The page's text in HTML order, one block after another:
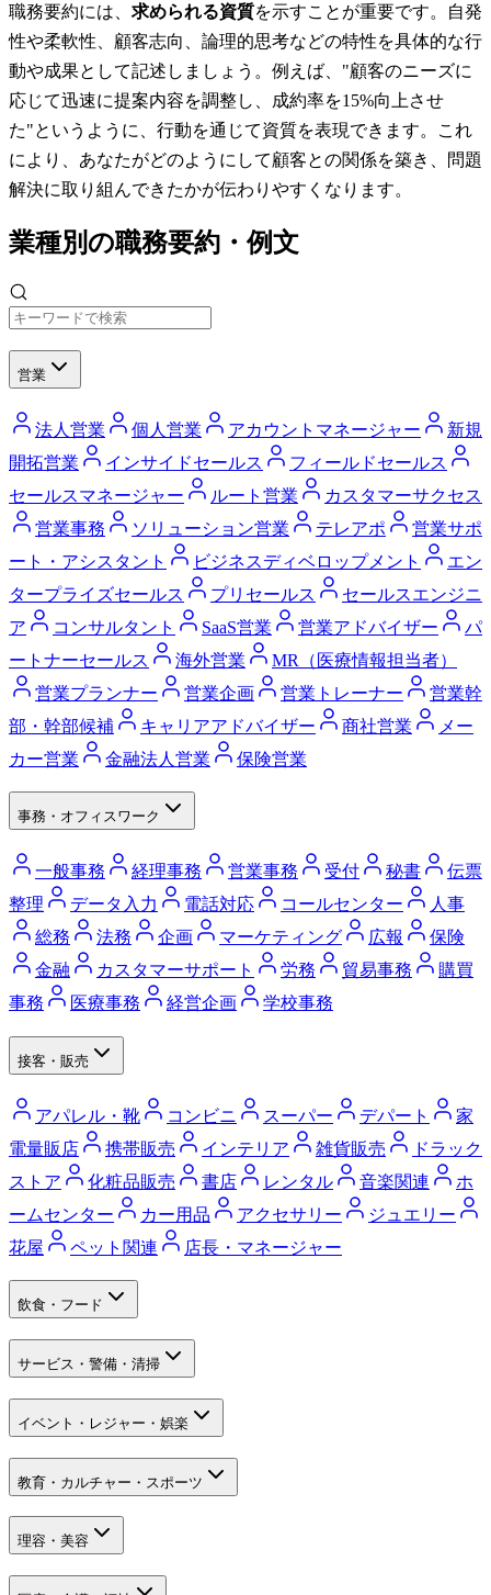
職務要約には、 求められる資質を示すことが重要です。自発
性や柔軟性、顧客志向、論理的思考などの特性を具体的な行
動や成果として記述しましょう。例えば、"顧客のニーズに
応じて迅速に提案内容を調整し、成約率を15%向上させ
た"というように、行動を通じて資質を表現できます。これ
により、あなたがどのようにして顧客との関係を築き、問題
解決に取り組んできたかが伝わりやすくなります。
業種別の職務要約・例文
営業
法人営業 個人営業 アカウントマネージャー
新規
開拓営業
インサイドセールス
フィールドセールス
セールスマネージャー
ルート営業
カスタマーサクセス
営業事務
ソリューション営業 テレアポ
営業サポ
ート・アシスタント
ビジネスディベロップメント
エン
タープライズセールス
プリセールス
セールスエンジニ
ア
コンサルタント SaaS営業 営業アドバイザー
パ
ートナーセールス
海外営業
MR（医療情報担当者）
営業プランナー
営業企画 営業トレーナー
営業幹
部・幹部候補
キャリアアドバイザー 商社営業
メー
カー営業
金融法人営業 保険営業
事務・オフィスワーク
一般事務 経理事務 営業事務 受付 秘書
伝票
整理
データ入力 電話対応 コールセンター
人事
総務
法務 企画 マーケティング 広報
保険
金融
カスタマーサポート 労務 貿易事務
購買
事務
医療事務 経営企画 学校事務
接客・販売
アパレル・靴 コンビニ スーパー デパート
家
電量販店
携帯販売 インテリア 雑貨販売
ドラック
ストア
化粧品販売 書店 レンタル 音楽関連
ホ
ームセンター
カー用品 アクセサリー
ジュエリー
花屋
ペット関連 店長・マネージャー
飲食・フード
サービス・警備・清掃
イベント・レジャー・娯楽
教育・カルチャー・スポーツ
理容・美容